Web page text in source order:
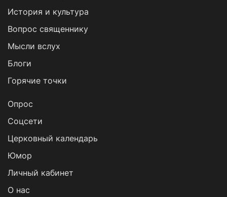
История и культура
Вопрос священнику
Мысли вслух
Блоги
Горячие точки
Опрос
Cоцсети
Церковный календарь
Юмор
Личный кабинет
О нас